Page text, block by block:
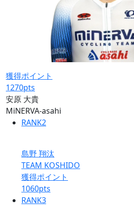
獲得ポイント
1270pts
安原 大貴
MiNERVA-asahi
RANK2
島野 翔汰
TEAM KOSHIDO
獲得ポイント
1060pts
RANK3